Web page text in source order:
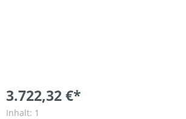
3.722,32 €*
Inhalt: 1